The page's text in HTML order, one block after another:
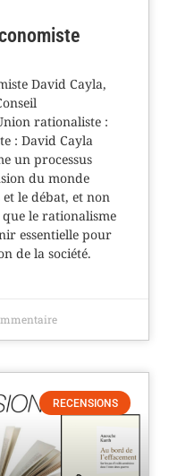
David Cayla,
rationaliste :
: David Cayla
un processus
du monde
le débat, et non
le rationalisme
essentielle pour
de la société.
RECENSIONS